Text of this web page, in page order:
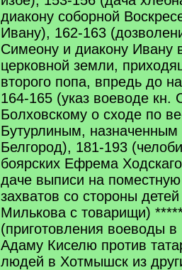
диакону соборной
Ивану), 162-163
Симеону и диакону Ивану
церковной земли,
второго попа, впредь до
164-165 (указ воеводе кн.
Болховскому о сходе по
Бутурлиным, назначенным
Белгород), 181-193
боярских Ефрема
даче выписи на
захватов со стороны
Милькова с товарищи)
(приготовления воеводы
Адаму Киселю против
людей в Хотмышск из